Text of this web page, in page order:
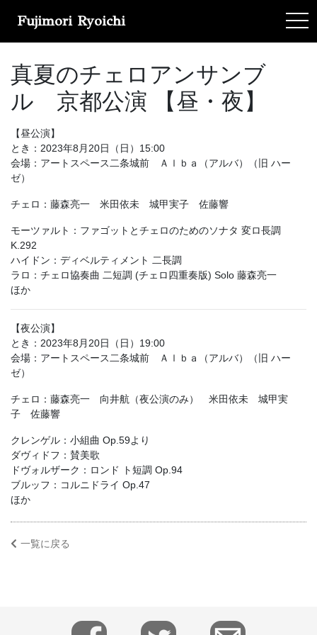
Fujimori Ryoichi
真夏のチェロアンサンブ
ル 京都公演 【昼・夜】
【昼公演】
とき：2023年8月20日（日）15:00
会場：アートスペース二条城前 Ａｌｂａ（アルバ）（旧 ハー
ゼ）
チェロ：藤森亮一 米田依未 城甲実子 佐藤響
モーツァルト：ファゴットとチェロのためのソナタ 変ロ長調
K.292
ハイドン：ディベルティメント 二長調
ラロ：チェロ協奏曲 二短調 (チェロ四重奏版) Solo 藤森亮一
ほか
【夜公演】
とき：2023年8月20日（日）19:00
会場：アートスペース二条城前 Ａｌｂａ（アルバ）（旧 ハー
ゼ）
チェロ：藤森亮一 向井航（夜公演のみ） 米田依未 城甲実
子 佐藤響
クレンゲル：小組曲 Op.59より
ダヴィドフ：賛美歌
ドヴォルザーク：ロンド ト短調 Op.94
ブルッフ：コルニドライ Op.47
ほか
一覧に戻る